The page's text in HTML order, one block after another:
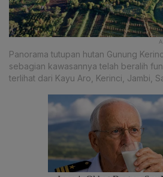
Panorama tutupan hutan Gunung
sebagian kawasannya telah beralih
terlihat dari Kayu Aro, Kerinci, Jambi,